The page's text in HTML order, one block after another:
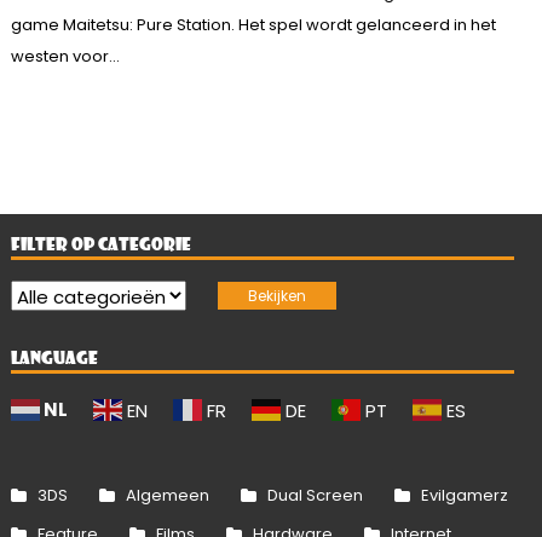
game Maitetsu: Pure Station. Het spel wordt gelanceerd in het
westen voor...
FILTER OP CATEGORIE
LANGUAGE
NL EN FR DE PT ES
3DS Algemeen Dual Screen
Evilgamerz